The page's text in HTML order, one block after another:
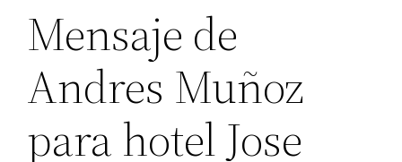
Mensaje de
Andres Muñoz
para hotel Jose